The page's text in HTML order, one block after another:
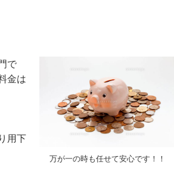
万が一の時も任せて安心です！！
で
金は
用下